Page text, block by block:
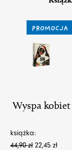
PROMOCJA
Wyspa kobiet
książka:
44,90zł 22,45 zł